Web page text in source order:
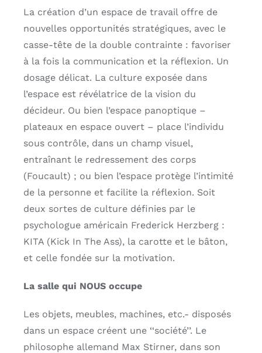
La création d’un espace de travail offre de
nouvelles opportunités stratégiques, avec le
casse-tête de la double contrainte : favoriser
à la fois la communication et la réflexion. Un
dosage délicat. La culture exposée dans
l’espace est révélatrice de la vision du
décideur. Ou bien l’espace panoptique –
plateaux en espace ouvert – place l’individu
sous contrôle, dans un champ visuel,
entraînant le redressement des corps
(Foucault) ; ou bien l’espace protège l’intimité
de la personne et facilite la réflexion. Soit
deux sortes de culture définies par le
psychologue américain Frederick Herzberg :
KITA (Kick In The Ass), la carotte et le bâton,
et celle fondée sur la motivation.
La salle qui NOUS occupe
Les objets, meubles, machines, etc.- disposés
dans un espace créent une ‘‘société’’. Le
philosophe allemand Max Stirner, dans son